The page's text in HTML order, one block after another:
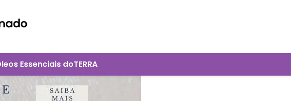
Essenciais doTERRA